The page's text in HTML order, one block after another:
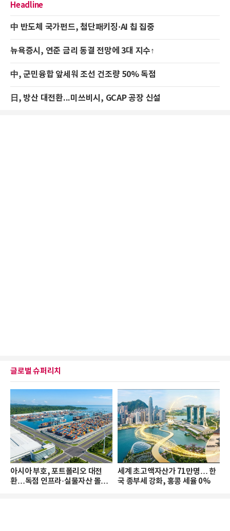
Headline
中 반도체 국가펀드, 첨단패키징·AI 칩 집중
뉴욕증시, 연준 금리 동결 전망에 3대 지수↑
中, 군민융합 앞세워 조선 건조량 50% 독점
日, 방산 대전환...미쓰비시, GCAP 공장 신설
글로벌 슈퍼리치
아시아 부호, 포트폴리오 대전
환…독점 인프라·실물자산 몰린
세계 초고액자산가 71만명… 한
국 종부세 강화, 홍콩 세율 0%